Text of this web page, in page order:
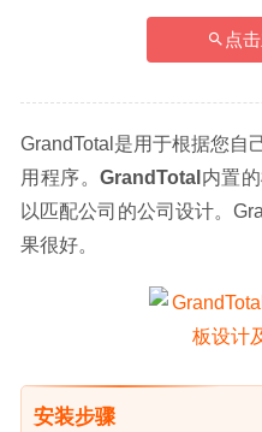
点
GrandTotal是用于根据您自
用程序。 GrandTotal 内置
以匹配公司的公司设计。
果很好。
安装步骤